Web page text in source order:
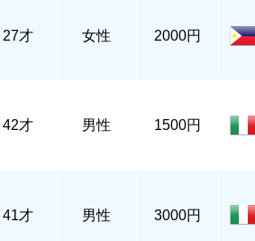
27才 女性 2000円
42才 男性 1500円
41才 男性 3000円